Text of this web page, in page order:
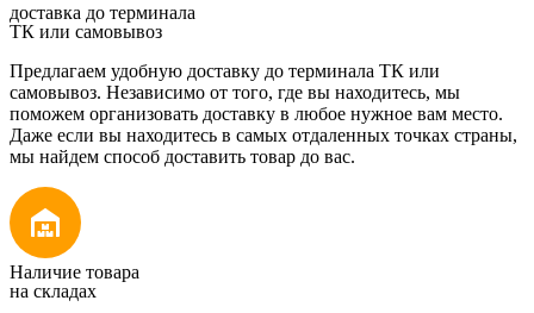
доставка до терминала
ТК или самовывоз
Предлагаем удобную доставку до терминала ТК или
самовывоз. Независимо от того, где вы находитесь, мы
поможем организовать доставку в любое нужное вам место.
Даже если вы находитесь в самых отдаленных точках страны,
мы найдем способ доставить товар до вас.
Наличие товара
на складах